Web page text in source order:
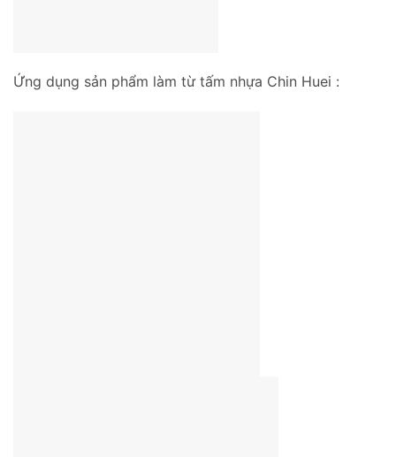
Ứng dụng sản phẩm làm từ tấm nhựa Chin Huei :